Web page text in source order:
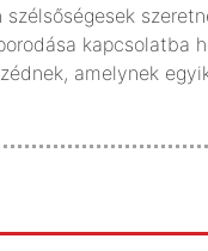
kapcsolatba
amelynek